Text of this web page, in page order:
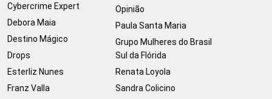
Cybercrime Expert
Debora Maia
Destino Mágico
Drops
Esterliz Nunes
Franz Valla
Opinião
Paula Santa Maria
Grupo Mulheres do Brasil
Sul da Flórida
Renata Loyola
Sandra Colicino